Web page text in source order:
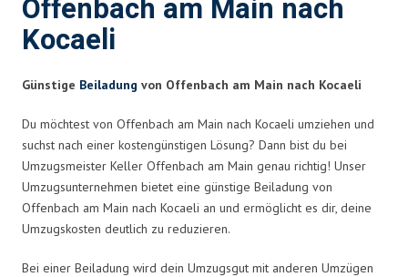
Offenbach am Main nach
Kocaeli
Günstige Beiladung von Offenbach am Main nach Kocaeli
Du möchtest von Offenbach am Main nach Kocaeli umziehen und
suchst nach einer kostengünstigen Lösung? Dann bist du bei
Umzugsmeister Keller Offenbach am Main genau richtig! Unser
Umzugsunternehmen bietet eine günstige Beiladung von
Offenbach am Main nach Kocaeli an und ermöglicht es dir, deine
Umzugskosten deutlich zu reduzieren.
Bei einer Beiladung wird dein Umzugsgut mit anderen Umzügen